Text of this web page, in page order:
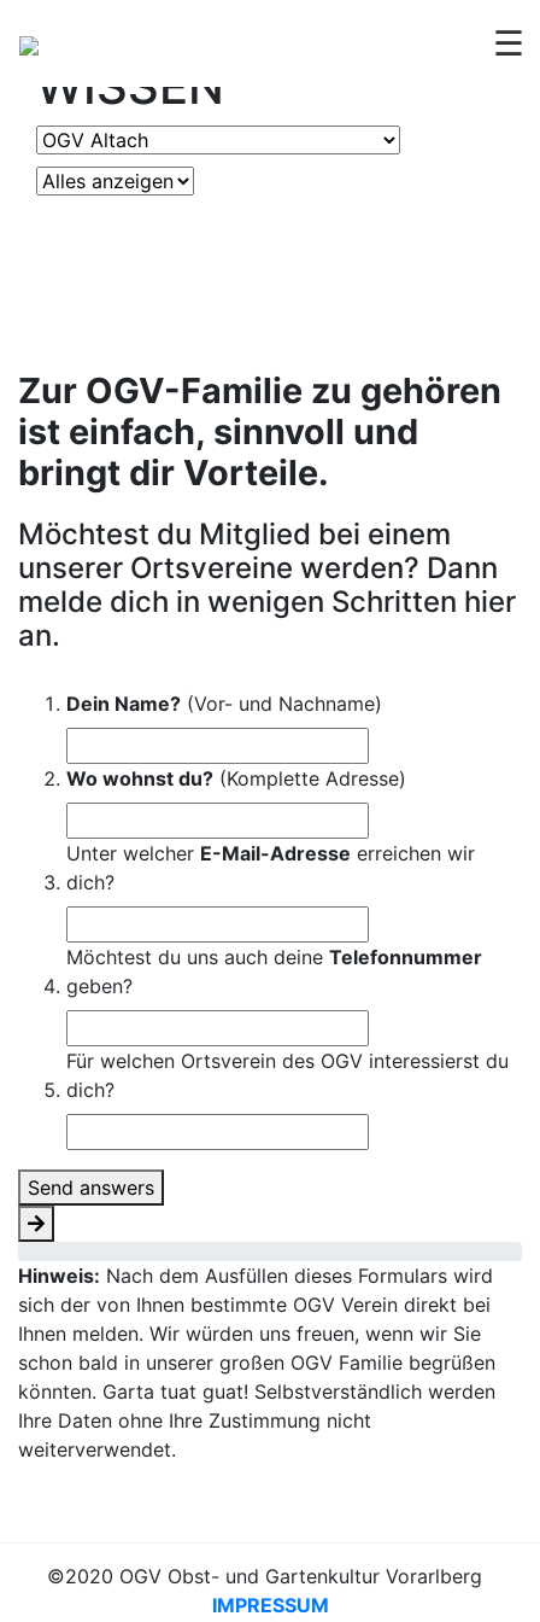
☰
OGV
WISSEN
Zur OGV-Familie zu gehören
ist einfach, sinnvoll und
bringt dir Vorteile.
Möchtest du Mitglied bei einem
unserer Ortsvereine werden? Dann
melde dich in wenigen Schritten hier
an.
Dein Name? (Vor- und Nachname)
Wo wohnst du? (Komplette Adresse)
Unter welcher E-Mail-Adresse erreichen wir
dich?
Möchtest du uns auch deine Telefonnummer
geben?
Für welchen Ortsverein des OGV interessierst du
dich?
Send answers
Hinweis: Nach dem Ausfüllen dieses Formulars wird
sich der von Ihnen bestimmte OGV Verein direkt bei
Ihnen melden. Wir würden uns freuen, wenn wir Sie
schon bald in unserer großen OGV Familie begrüßen
könnten. Garta tuat guat! Selbstverständlich werden
Ihre Daten ohne Ihre Zustimmung nicht
weiterverwendet.
©2020 OGV Obst- und Gartenkultur Vorarlberg
IMPRESSUM